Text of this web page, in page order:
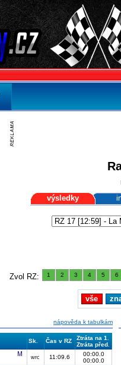
výsledky
Zvol RZ: 1 2 3 4 5 6
vše
nápověda k tabulkám
Sk. Čas v RZ
Ztráta na 1.
Ztráta před.
wrc 11:09.6
00:00.0
00:00.0